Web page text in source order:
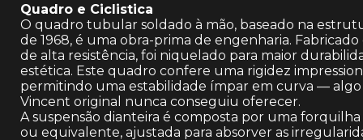
Quadro e Ciclistica
O quadro tubular soldado à mão, baseado na
de 1968, é uma obra-prima de engenharia. Fabricado
de alta resistência, foi niquelado para maior
estética. Este quadro confere uma rigidez
permitindo uma estabilidade ímpar em curva —
Vincent original nunca conseguiu oferecer.
A suspensão dianteira é composta por uma forquilha
ou equivalente, ajustada para absorver as